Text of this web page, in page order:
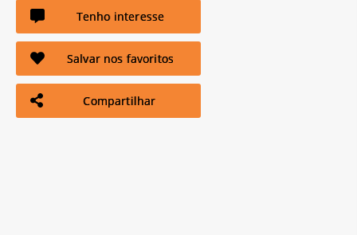
Tenho interesse
Salvar nos favoritos
Compartilhar